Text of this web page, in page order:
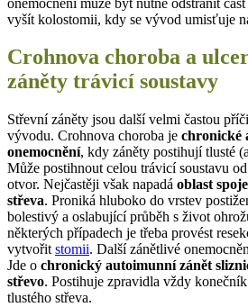
vyšít kolostomii, kdy se vývod umisťuje
Crohnova choroba a
záněty trávicí soustavy
Střevní záněty jsou další velmi častou
vývodu. Crohnova choroba je chronické
onemocnění, kdy záněty postihují tlusté
Může postihnout celou trávicí soustavu
otvor. Nejčastěji však napadá oblast
střeva. Proniká hluboko do vrstev
bolestivý a oslabující průběh s život
některých případech je třeba provést
vytvořit stomii. Další zánětlivé
Jde o chronický autoimunní zánět
střevo. Postihuje zpravidla vždy
tlustého střeva.